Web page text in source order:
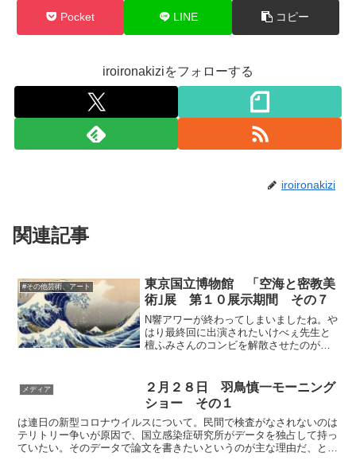
Pocket LINE コピー
iroironakiziをフォローする
iroironakizi
関連記事
#その他芸術、アート
東京国立博物館 「空海と密教美
術｣展 第１０展示期間 その７
N響アワーが終わってしまいましたね。や
はり最終回に出演されたいけべぇ先生と
檀ふみさんのコンビを解散させたのが敗
いんですよねぇ。二人のゆるいコンビの
中、宇野先生が出てきて...
メディア
２月２８日 羽鳥慎一モーニング
ショー その１
は連日の新型コロナウイルスについて。民間で検査がなされないのは
テリトリー争いが原因で、国立感染症研究所がデータを独占して持っ
ていたい。そのデータで論文を書きたいというのが主な理由だ、とい